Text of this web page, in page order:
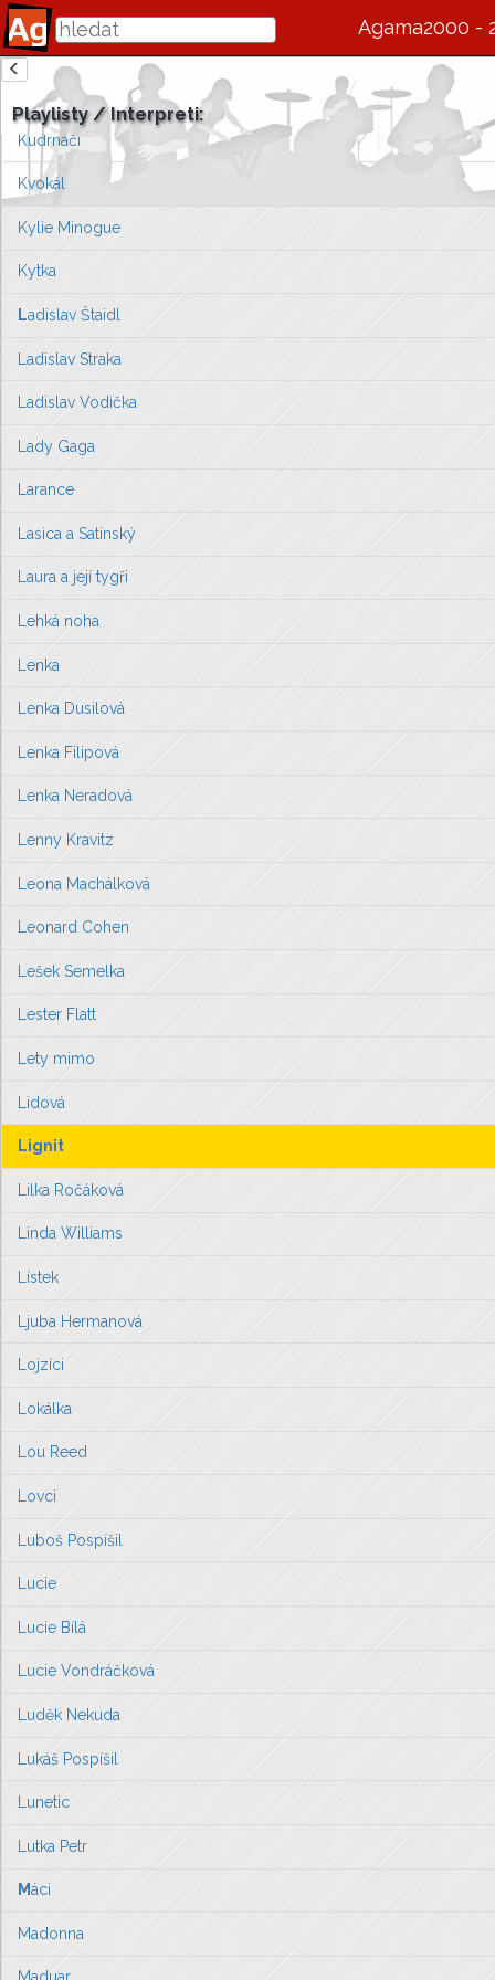
Agama2000 -
zde se bude v budoucnu zobrazovat informace o interpretovi /
Vlevo vyberte píseň, kterou chcete zobrazit
nebo můžete přejít na úvodní stránku ...
Playlisty / Interpreti:
Krucipüsk
Kryštof
Krzysztof Klenczon
Kudrnáči
Kvokál
Kylie Minogue
Kytka
Ladislav Štaidl
Ladislav Straka
Ladislav Vodička
Lady Gaga
Larance
Lasica a Satinský
Laura a její tygři
Lehká noha
Lenka
Lenka Dusilová
Lenka Filipová
Lenka Neradová
Lenny Kravitz
Leona Machálková
Leonard Cohen
Lešek Semelka
Lester Flatt
Lety mimo
Lidová
Lignit
Lilka Ročáková
Linda Williams
Lístek
Ljuba Hermanová
Lojzíci
Lokálka
Lou Reed
Lovci
Luboš Pospíšil
Lucie
Lucie Bílá
Lucie Vondráčková
Luděk Nekuda
Lukáš Pospíšil
Lunetic
Lutka Petr
Máci
Madonna